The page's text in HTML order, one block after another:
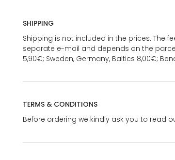
SHIPPING
Shipping is not included in the prices. The
separate e-mail and depends on the
5,90€; Sweden, Germany, Baltics 8,00€;
TERMS & CONDITIONS
Before ordering we kindly ask you to read